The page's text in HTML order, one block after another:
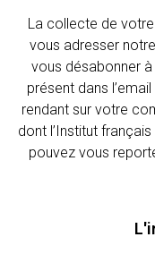
La collecte de
vous adresser
vous désabonner
présent dans
rendant sur votre
dont l’Institut
pouvez vous